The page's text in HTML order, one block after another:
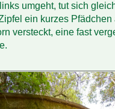
umgeht, tut sich
ein kurzes Pfädchen
versteckt, eine fast